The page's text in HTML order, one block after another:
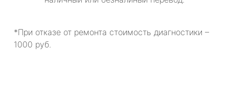
*При отказе от ремонта стоимость диагностики –
1000 руб.